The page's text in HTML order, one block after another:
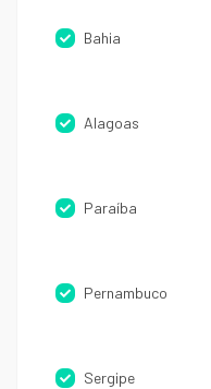
Bahia
Alagoas
Paraíba
Pernambuco
Sergipe